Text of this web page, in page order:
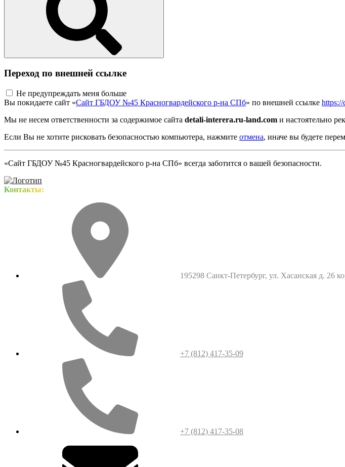
Переход по внешней ссылке
Не предупреждать меня больше
Вы покидаете сайт «Сайт ГБДОУ №45 Красногвардейского р-на СПб» по внешней ссылке
Мы не несем ответственности за содержимое сайта detali-interera.ru-land.com и настоятельно
Если Вы не хотите рисковать безопасностью компьютера, нажмите отмена, иначе вы будете
«Сайт ГБДОУ №45 Красногвардейского р-на СПб» всегда заботится о вашей безопасности.
Контакты:
195298 Санкт-Петербург, ул. Хасанская д. 26
+7 (812) 417-35-09
+7 (812) 417-35-08